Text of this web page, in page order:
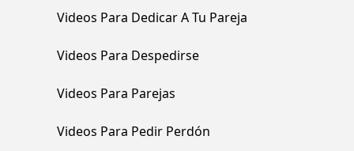
Videos Para Dedicar A Tu Pareja
Videos Para Despedirse
Videos Para Parejas
Videos Para Pedir Perdón